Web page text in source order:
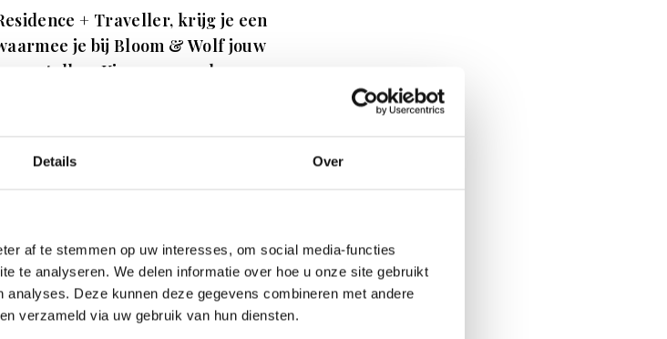
Details Over
af te stemmen op uw interesses, om social media-functies
te analyseren. We delen informatie over hoe u onze site gebruikt
Deze kunnen deze gegevens combineren met andere
verzameld via uw gebruik van hun diensten.
+ Traveller, krijg je een
je bij Bloom & Wolf jouw
Kies een van de
denkt te weten: Bloom
die wél echt mooi zijn. Gemaakt
van echte bloemen te
bestaat uit opvallende,
jarenlang mooi blijven. Duurzaam,